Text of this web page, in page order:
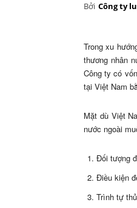
Bởi Công ty
Trong xu
thương nhân
Công ty có
tại Việt Nam
Mặt dù Việt
nước ngoài
Đối tượng
Điều kiện
Trình tự